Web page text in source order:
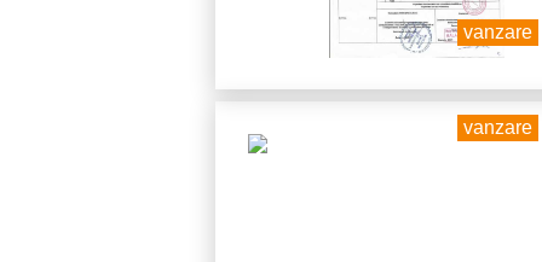
vanzare
vanzare